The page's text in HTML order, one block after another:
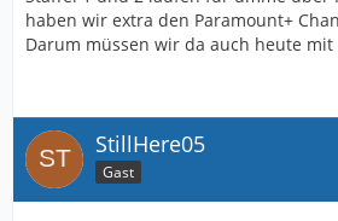
haben wir extra den Paramount+
Darum müssen wir da auch heute
StillHere05
Gast